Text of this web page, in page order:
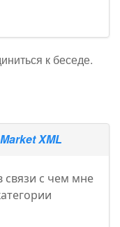
к беседе.
XML
связи с чем мне